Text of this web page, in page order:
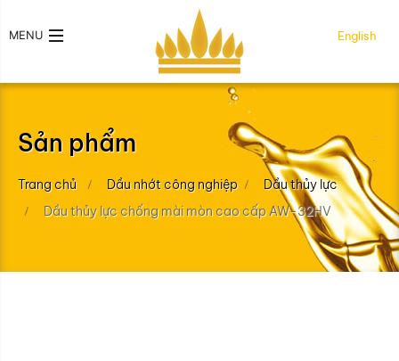
MENU English
Sản phẩm
Trang chủ Dầu nhớt công nghiệp
Dầu thủy lực
Dầu thủy lực chống mài mòn cao cấp AW-32HV